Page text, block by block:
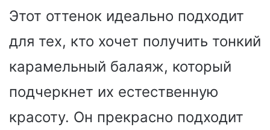
Этот оттенок идеально подходит
для тех, кто хочет получить тонкий
карамельный балаяж, который
подчеркнет их естественную
красоту. Он прекрасно подходит